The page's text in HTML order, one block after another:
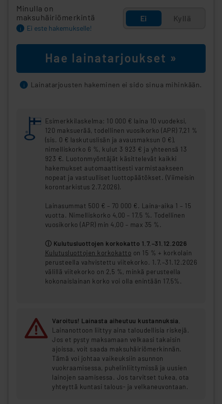
Minulla on
maksuhäiriömerkintä
i Ei este hakemukselle!
Ei Kyllä
Hae lainatarjoukset »
i Lainatarjousten hakeminen ei sido sinua mihinkään.
Esimerkkilaskelma: 10 000 € laina 10 vuodeksi,
120 maksuerää, todellinen vuosikorko (APR) 7,21 %
(sis. 0 € laskutuslisän ja avausmaksun 0 €),
nimelliskorko 6 %, kulut 3 923 € ja yhteensä 13
923 €. Luotonmyöntäjät käsittelevät kaikki
hakemukset automaattisesti varmistaakseen
nopeat ja vastuulliset luottopäätökset. (Viimeisin
korontarkistus 2.7.2026).
Lainasummat 500 € – 70 000 €. Laina-aika 1 – 15
vuotta. Nimelliskorko 4,00 – 17,5 %. Todellinen
vuosikorko (APR) min 4,00 – max 35 %.
ⓘ Kulutusluottojen korkokatto 1.7.–31.12.2026
Kulutusluottojen korkokatto on 15 % + korkolain
perusteella vahvistettu viitekorko. 1.7.–31.12.2026
välillä viitekorko on 2,5 %, minkä perusteella
kokonaislainan korko voi olla enintään 17,5%.
Varoitus! Lainasta aiheutuu kustannuksia.
Lainanottoon liittyy aina taloudellisia riskejä.
Jos et pysty maksamaan velkaasi takaisin
ajoissa, voit saada maksuhäiriömerkinnän.
Tämä voi johtaa vaikeuksiin asunnon
vuokraamisessa, puhelinliittymissä ja uusien
lainojen saamisessa. Jos tarvitset tukea, ota
yhteyttä kuntasi talous- ja velkaneuvontaan.